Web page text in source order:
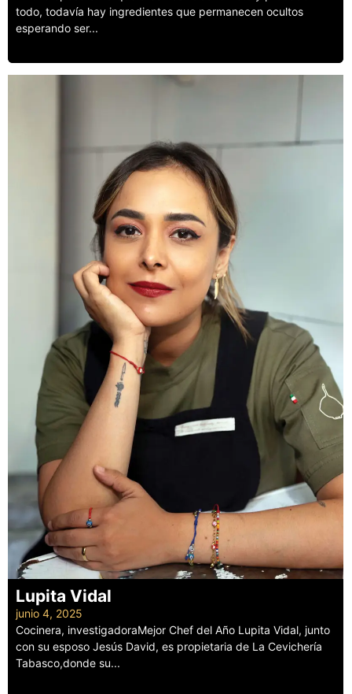
todo, todavía hay ingredientes que permanecen ocultos
esperando ser...
Lupita Vidal
junio 4, 2025
Cocinera, investigadoraMejor Chef del Año Lupita Vidal, junto
con su esposo Jesús David, es propietaria de La Cevichería
Tabasco,donde su...